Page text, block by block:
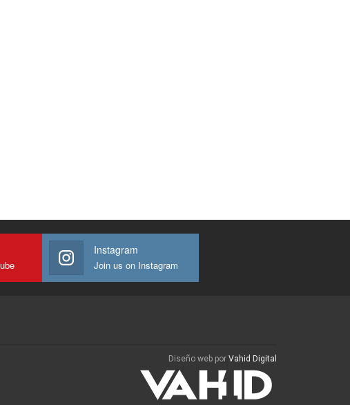
Instagram
Join us on Instagram
Diseño web por Vahid Digital